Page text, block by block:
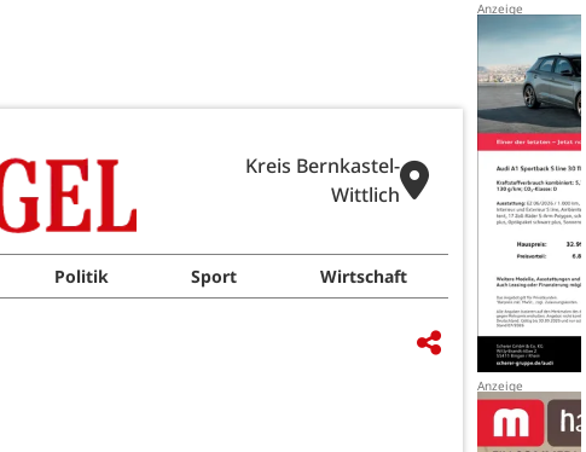
Kreis Bernkastel-
Wittlich
Politik Sport Wirtschaft